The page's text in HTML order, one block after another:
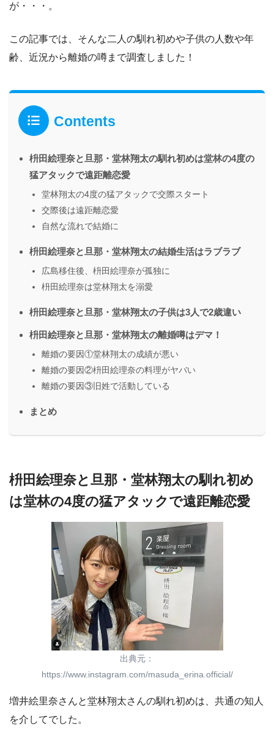
が・・・。
この記事では、そんな二人の馴れ初めや子供の人数や年
齢、近況から離婚の噂まで調査しました！
Contents
枡田絵理奈と旦那・堂林翔太の馴れ初めは堂林の4度の
猛アタックで遠距離恋愛
堂林翔太の4度の猛アタックで交際スタート
交際後は遠距離恋愛
自然な流れで結婚に
枡田絵理奈と旦那・堂林翔太の結婚生活はラブラブ
広島移住後、枡田絵理奈が孤独に
枡田絵理奈は堂林翔太を溺愛
枡田絵理奈と旦那・堂林翔太の子供は3人で2歳違い
枡田絵理奈と旦那・堂林翔太の離婚噂はデマ！
離婚の要因①堂林翔太の成績が悪い
離婚の要因②枡田絵理奈の料理がヤバい
離婚の要因③旧姓で活動している
まとめ
枡田絵理奈と旦那・堂林翔太の馴れ初め
は堂林の4度の猛アタックで遠距離恋愛
出典元：
https://www.instagram.com/masuda_erina.official/
増井絵里奈さんと堂林翔太さんの馴れ初めは、共通の知人
を介してでした。